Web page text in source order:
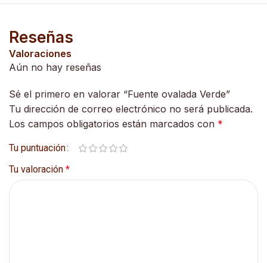
Reseñas
Valoraciones
Aún no hay reseñas
Sé el primero en valorar “Fuente ovalada Verde”
Tu dirección de correo electrónico no será publicada.
Los campos obligatorios están marcados con *
Tu puntuación
Tu valoración *